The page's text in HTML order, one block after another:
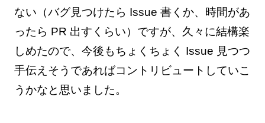
ない（バグ見つけたら Issue 書くか、時間があ
ったら PR 出すくらい）ですが、久々に結構楽
しめたので、今後もちょくちょく Issue 見つつ
手伝えそうであればコントリビュートしていこ
うかなと思いました。